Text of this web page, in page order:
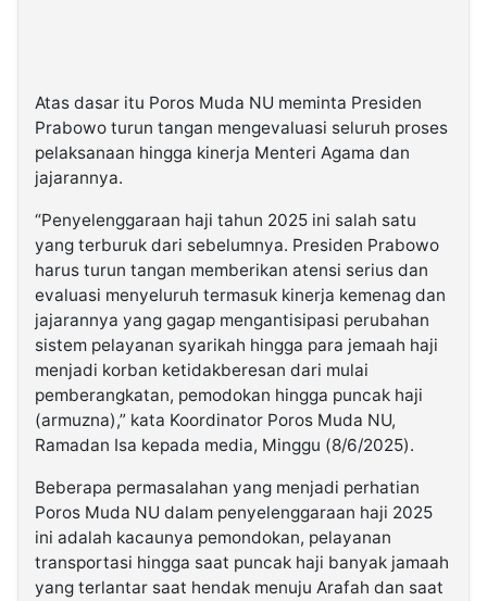
Atas dasar itu Poros Muda NU meminta Presiden
Prabowo turun tangan mengevaluasi seluruh proses
pelaksanaan hingga kinerja Menteri Agama dan
jajarannya.
“Penyelenggaraan haji tahun 2025 ini salah satu
yang terburuk dari sebelumnya. Presiden Prabowo
harus turun tangan memberikan atensi serius dan
evaluasi menyeluruh termasuk kinerja kemenag dan
jajarannya yang gagap mengantisipasi perubahan
sistem pelayanan syarikah hingga para jemaah haji
menjadi korban ketidakberesan dari mulai
pemberangkatan, pemodokan hingga puncak haji
(armuzna),” kata Koordinator Poros Muda NU,
Ramadan Isa kepada media, Minggu (8/6/2025).
Beberapa permasalahan yang menjadi perhatian
Poros Muda NU dalam penyelenggaraan haji 2025
ini adalah kacaunya pemondokan, pelayanan
transportasi hingga saat puncak haji banyak jamaah
yang terlantar saat hendak menuju Arafah dan saat